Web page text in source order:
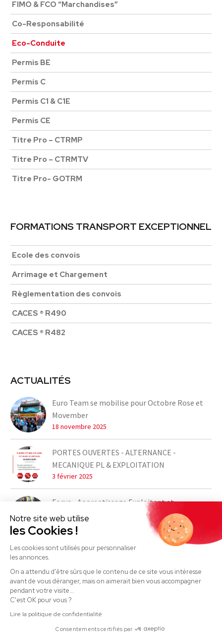
Notre site web utilise
les Cookies !
Les cookies sont utilisés pour personnaliser
les annonces.
On a attendu d'être sûrs que le contenu de ce site vous intéresse
avant de vous déranger, mais on aimerait bien vous accompagner
pendant votre visite...
C'est OK pour vous ?
Lire la politique de confidentialité
Consentements certifiés par
FIMO & FCO “Marchandises”
Co-Responsabilité
Eco-Conduite
Permis BE
Permis C
Permis C1 & C1E
Permis CE
Titre Pro – CTRMP
Titre Pro – CTRMTV
Titre Pro- GOTRM
FORMATIONS TRANSPORT EXCEPTIONNEL
Ecole des convois
Arrimage et Chargement
Règlementation des convois
CACES ® R490
CACES ® R482
ACTUALITÉS
Euro Team se mobilise pour Octobre Rose et
Movember
18 novembre 2025
PORTES OUVERTES - ALTERNANCE -
MECANIQUE PL & EXPLOITATION
3 février 2025
Focus - Apprentissage Exploitant et
Mécanicien PL
21 décembre 2023
© COPYRIGHT EURO TEAM CAPELLE 2024 -
LÉGALES-CHARTE DE CONFIDENTIALITÉ
DVI PRODUCTION